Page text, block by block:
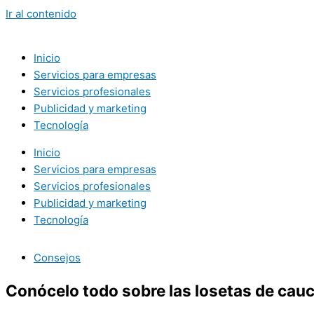
Ir al contenido
Inicio
Servicios para empresas
Servicios profesionales
Publicidad y marketing
Tecnología
Inicio
Servicios para empresas
Servicios profesionales
Publicidad y marketing
Tecnología
Consejos
Conócelo todo sobre las losetas de